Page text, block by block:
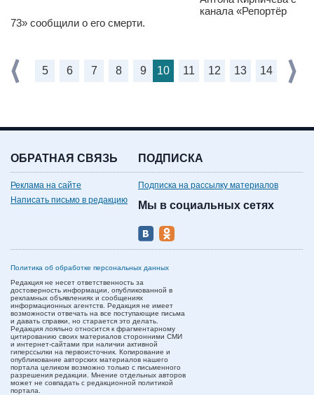
канала «Репортёр
73» сообщили о его смерти.
5 6 7 8 9 10 11 12 13 14
ОБРАТНАЯ СВЯЗЬ
Реклама на сайте
Написать письмо в редакцию
ПОДПИСКА
Подписка на рассылку материалов
Мы в социальных сетях
Политика об обработке персональных данных
Редакция не несет ответственность за
достоверность информации, опубликованной в
рекламных объявлениях и сообщениях
информационных агентств. Редакция не имеет
возможности отвечать на все поступающие письма
и давать справки, но старается это делать.
Редакция лояльно относится к фрагментарному
цитированию своих материалов сторонними СМИ
и интернет-сайтами при наличии активной
гиперссылки на первоисточник. Копирование и
опубликование авторских материалов нашего
портала целиком возможно только с письменного
разрешения редакции. Мнение отдельных авторов
может не совпадать с редакционной политикой
портала.